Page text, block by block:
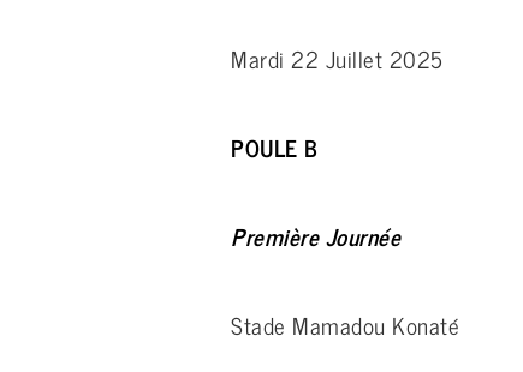
Mardi 22 Juillet 2025
POULE B
Première Journée
Stade Mamadou Konaté